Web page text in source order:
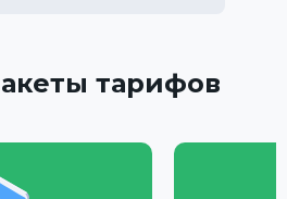
тарифов